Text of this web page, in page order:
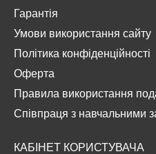
Гарантія
Умови використання сайту
Політика конфіденційності
Оферта
Правила використання
Співпраця з навчальними
КАБІНЕТ КОРИСТУВАЧА